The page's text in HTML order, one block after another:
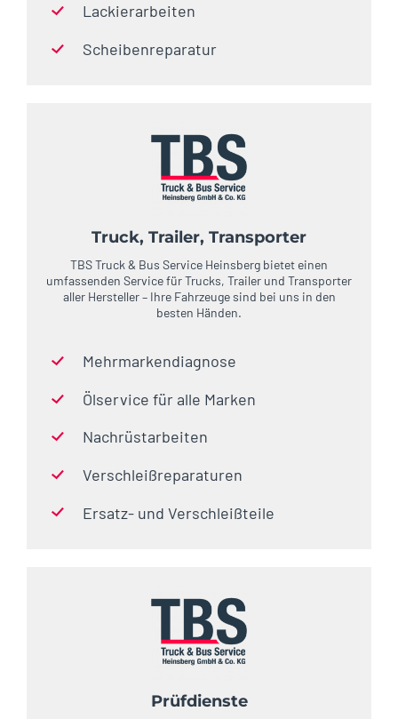
Lackierarbeiten
Scheibenreparatur
Truck, Trailer, Transporter
TBS Truck & Bus Service Heinsberg bietet einen
umfassenden Service für Trucks, Trailer und Transporter
aller Hersteller – Ihre Fahrzeuge sind bei uns in den
besten Händen.
Mehrmarkendiagnose
Ölservice für alle Marken
Nachrüstarbeiten
Verschleißreparaturen
Ersatz- und Verschleißteile
Prüfdienste